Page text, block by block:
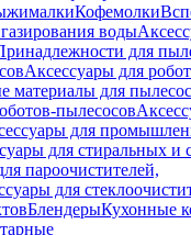
Кофемолки
воды
для
Аксессуары для
материалы для
пылесосов
для
для стиральных и
пароочистителей,
для
БлендерыКухонные